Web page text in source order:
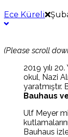
Ece Küreli
(Please scroll
2019 yılı
okul, Nazi
Bauhaus
Ulf Meyer
Bauhaus